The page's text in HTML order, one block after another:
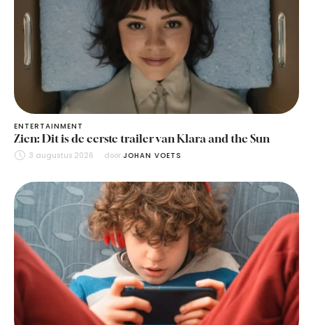
ENTERTAINMENT
Zien: Dit is de eerste trailer van Klara and the Sun
3 augustus 2026 door JOHAN VOETS